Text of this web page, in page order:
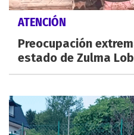
ATENCIÓN
Preocupación
estado de Zulma